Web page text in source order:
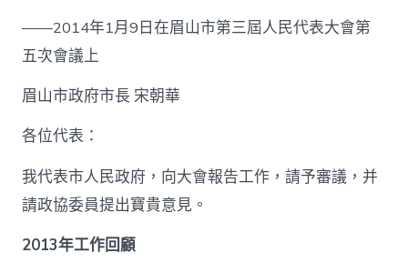
斯
德
政
——2014年1月9日在眉山市第三屆人民代表大會第
五次會議上
眉山市政府市長 宋朝華
各位代表：
我代表市人民政府，向大會報告工作，請予審議，并
請政協委員提出寶貴意見。
2013年工作回顧